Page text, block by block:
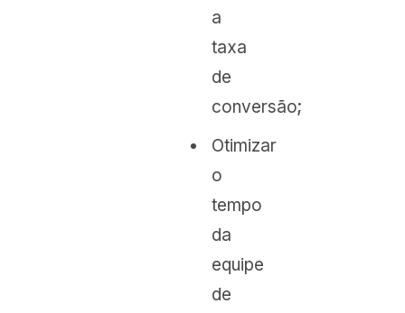
a
taxa
de
conversão;
Otimizar
o
tempo
da
equipe
de